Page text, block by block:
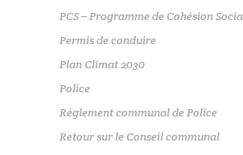
PCS – Programme de Cohésion
Permis de conduire
Plan Climat 2030
Police
Règlement communal de Police
Retour sur le Conseil communal